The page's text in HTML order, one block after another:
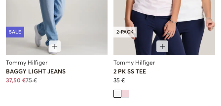
SALE
Tommy Hilfiger
BAGGY LIGHT JEANS
37,50 €75 €
2-PACK
Tommy Hilfiger
2 PK SS TEE
35 €